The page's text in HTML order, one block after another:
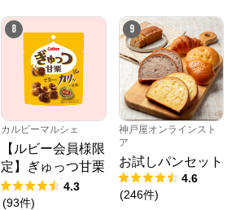
8
カルビーマルシェ
【ルビー会員様限
定】ぎゅっつ甘栗
（26g×12個）
4.3
(93件)
9
神戸屋オンラインスト
ア
お試しパンセット
4.6
(246件)